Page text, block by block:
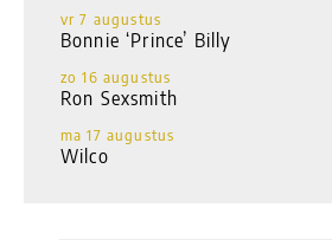
vr 7 augustus
Bonnie ‘Prince’ Billy
zo 16 augustus
Ron Sexsmith
ma 17 augustus
Wilco